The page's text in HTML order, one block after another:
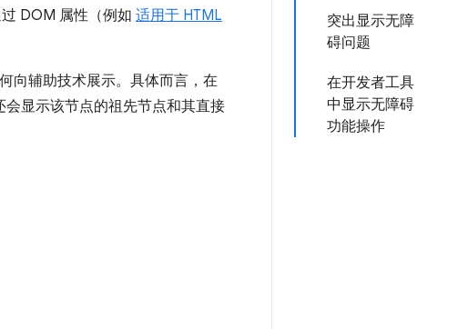
突出显示无障
碍问题
在开发者工具
中显示无障碍
功能操作
DOM 属性（例如 适用于 HTML
向辅助技术展示。具体而言，在
显示该节点的祖先节点和其直接